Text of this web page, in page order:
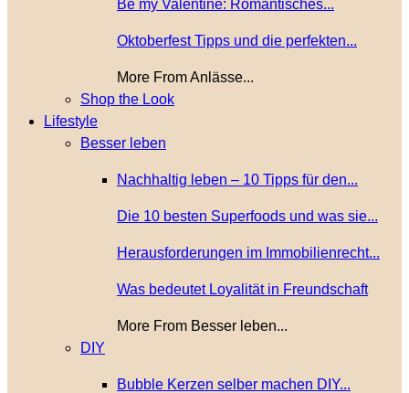
Be my Valentine: Romantisches...
Oktoberfest Tipps und die perfekten...
More From Anlässe...
Shop the Look
Lifestyle
Besser leben
Nachhaltig leben – 10 Tipps für den...
Die 10 besten Superfoods und was sie...
Herausforderungen im Immobilienrecht...
Was bedeutet Loyalität in Freundschaft
More From Besser leben...
DIY
Bubble Kerzen selber machen DIY...